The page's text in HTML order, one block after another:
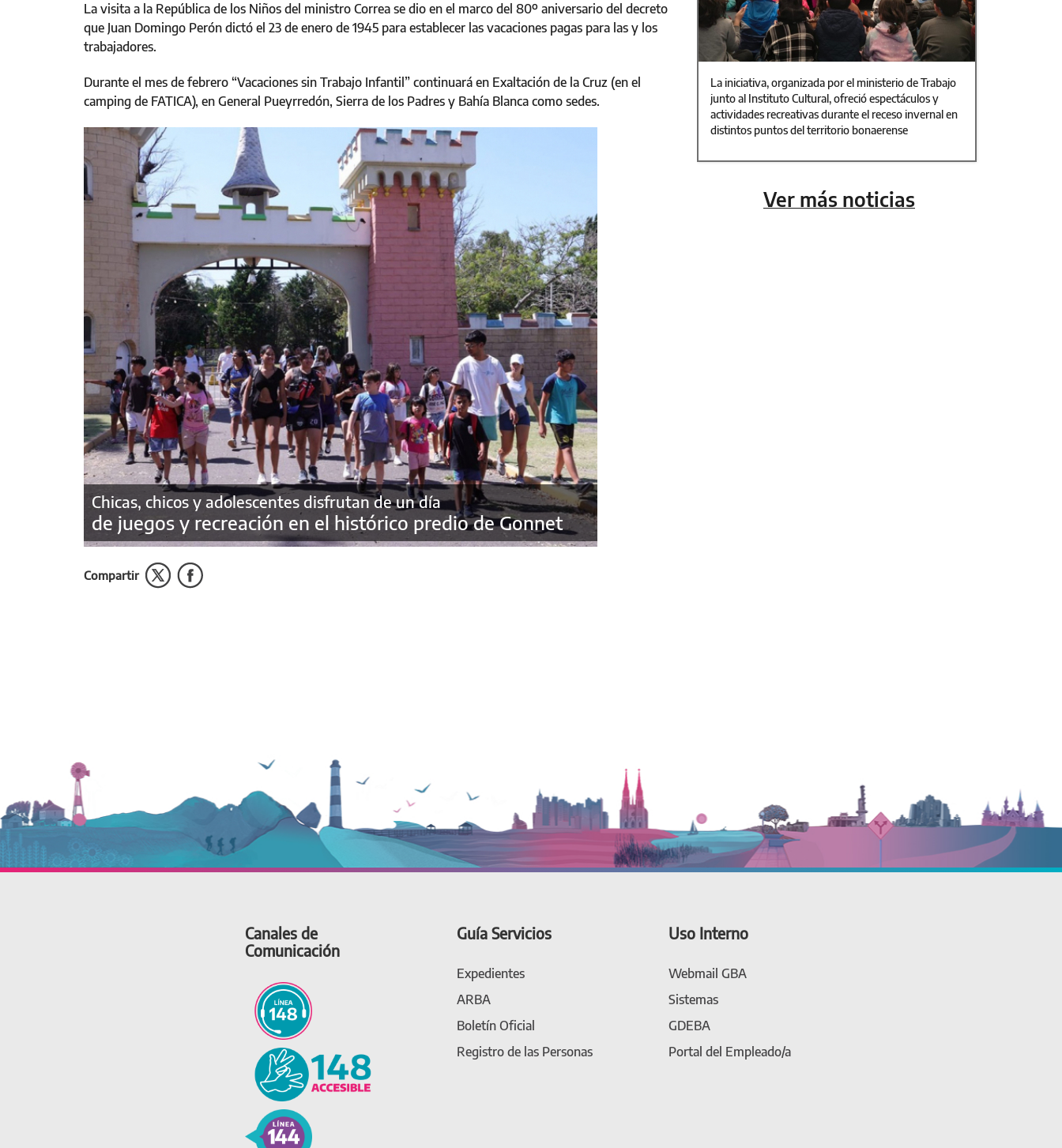
La visita a la República de los Niños del ministro Correa se dio en el marco del 80º aniversario del decreto
que Juan Domingo Perón dictó el 23 de enero de 1945 para establecer las vacaciones pagas para las y los
trabajadores.
Durante el mes de febrero “Vacaciones sin Trabajo Infantil” continuará en Exaltación de la Cruz (en el
camping de FATICA), en General Pueyrredón, Sierra de los Padres y Bahía Blanca como sedes.
Chicas, chicos y adolescentes disfrutan de un día
de juegos y recreación en el histórico predio de Gonnet
Compartir
La iniciativa, organizada por el ministerio de Trabajo
junto al Instituto Cultural, ofreció espectáculos y
actividades recreativas durante el receso invernal en
distintos puntos del territorio bonaerense
Ver más noticias
Canales de
Comunicación
Guía Servicios
Expedientes
ARBA
Boletín Oficial
Registro de las Personas
Uso Interno
Webmail GBA
Sistemas
GDEBA
Portal del Empleado/a